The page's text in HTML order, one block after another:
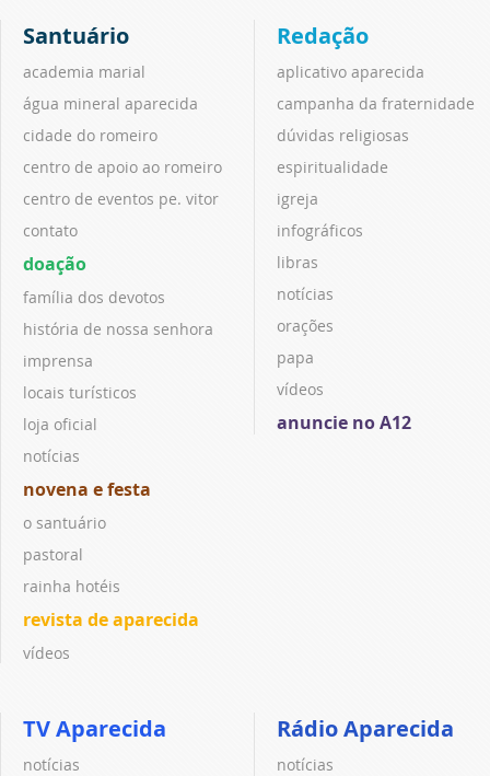
Santuário
academia marial
água mineral aparecida
cidade do romeiro
centro de apoio ao romeiro
centro de eventos pe. vitor
contato
doação
família dos devotos
história de nossa senhora
imprensa
locais turísticos
loja oficial
notícias
novena e festa
o santuário
pastoral
rainha hotéis
revista de aparecida
vídeos
Redação
aplicativo aparecida
campanha da fraternidade
dúvidas religiosas
espiritualidade
igreja
infográficos
libras
notícias
orações
papa
vídeos
anuncie no A12
TV Aparecida
notícias
Rádio Aparecida
notícias